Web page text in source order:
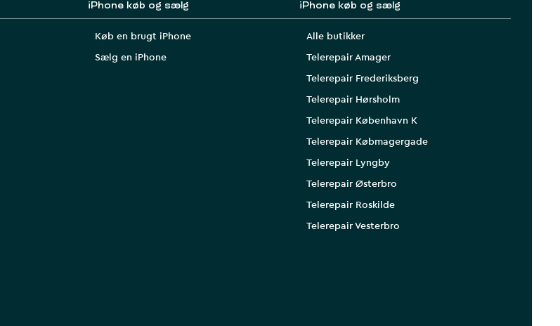
iPhone køb og sælg
Køb en brugt iPhone
Sælg en iPhone
iPhone køb og sælg
Alle butikker
Telerepair Amager
Telerepair Frederiksberg
Telerepair Hørsholm
Telerepair København K
Telerepair Købmagergade
Telerepair Lyngby
Telerepair Østerbro
Telerepair Roskilde
Telerepair Vesterbro